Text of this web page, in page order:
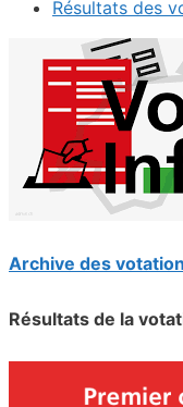
Résultats des
Archive des
Résultats de la